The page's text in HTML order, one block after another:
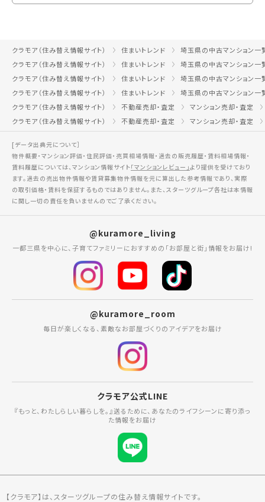
クラモア（住み替え情報サイト） 住まいトレンド
埼玉県の中古マンション一
クラモア（住み替え情報サイト）
住まいトレンド
埼玉県の中古マンション一
クラモア（住み替え情報サイト）
住まいトレンド
埼玉県の中古マンション一
クラモア（住み替え情報サイト）
住まいトレンド
埼玉県の中古マンション一
クラモア（住み替え情報サイト）
不動産売却・査定
マンション売却・査定
クラモア（住み替え情報サイト）
不動産売却・査定 マンション売却・査定
[データ出典元について］
物件概要・マンション評価・住民評価・売買相場情報・過去の販売履歴・賃料相場情報・
賃料履歴については、マンション情報サイト「マンションレビュー」より提供を受けており
ます。過去の売出物件情報や賃貸募集物件情報を元に算出した参考情報であり、実際
の取引価格・賃料を保証するものではありません。また、スターツグループ各社は本情報
に関し一切の責任を負いませんのでご了承ください。
@kuramore_living
一都三県を中心に、子育てファミリーにおすすめの「お部屋と街」情報をお届け!
@kuramore_room
毎日が楽しくなる、素敵なお部屋づくりのアイデアをお届け
クラモア公式LINE
『もっと、わたしらしい暮らしを。』送るために、あなたのライフシーンに寄り添っ
た情報をお届け
【クラモア】は、スターツグループの住み替え情報サイトです。